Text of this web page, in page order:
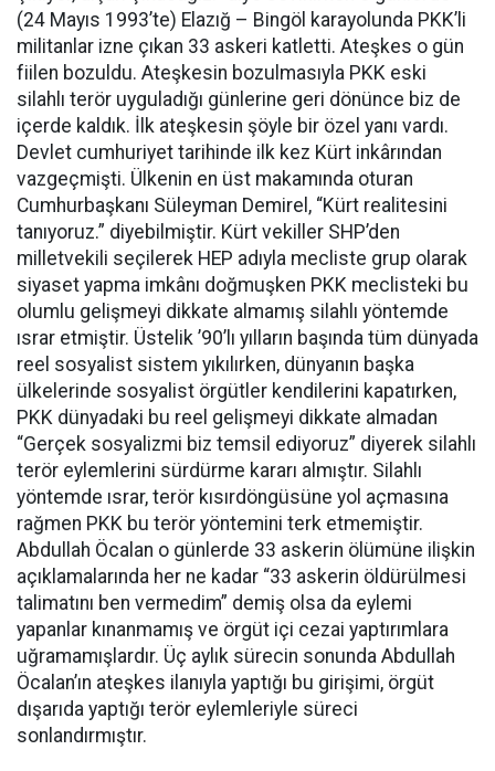
(24 Mayıs 1993’te) Elazığ – Bingöl karayolunda PKK’li
militanlar izne çıkan 33 askeri katletti. Ateşkes o gün
fiilen bozuldu. Ateşkesin bozulmasıyla PKK eski
silahlı terör uyguladığı günlerine geri dönünce biz de
içerde kaldık. İlk ateşkesin şöyle bir özel yanı vardı.
Devlet cumhuriyet tarihinde ilk kez Kürt inkârından
vazgeçmişti. Ülkenin en üst makamında oturan
Cumhurbaşkanı Süleyman Demirel, “Kürt realitesini
tanıyoruz.” diyebilmiştir. Kürt vekiller SHP’den
milletvekili seçilerek HEP adıyla mecliste grup olarak
siyaset yapma imkânı doğmuşken PKK meclisteki bu
olumlu gelişmeyi dikkate almamış silahlı yöntemde
ısrar etmiştir. Üstelik ’90’lı yılların başında tüm dünyada
reel sosyalist sistem yıkılırken, dünyanın başka
ülkelerinde sosyalist örgütler kendilerini kapatırken,
PKK dünyadaki bu reel gelişmeyi dikkate almadan
“Gerçek sosyalizmi biz temsil ediyoruz” diyerek silahlı
terör eylemlerini sürdürme kararı almıştır. Silahlı
yöntemde ısrar, terör kısırdöngüsüne yol açmasına
rağmen PKK bu terör yöntemini terk etmemiştir.
Abdullah Öcalan o günlerde 33 askerin ölümüne ilişkin
açıklamalarında her ne kadar “33 askerin öldürülmesi
talimatını ben vermedim” demiş olsa da eylemi
yapanlar kınanmamış ve örgüt içi cezai yaptırımlara
uğramamışlardır. Üç aylık sürecin sonunda Abdullah
Öcalan’ın ateşkes ilanıyla yaptığı bu girişimi, örgüt
dışarıda yaptığı terör eylemleriyle süreci
sonlandırmıştır.